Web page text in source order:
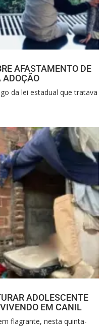
AFASTAMENTO DE
ADOÇÃO
da lei estadual que tratava
ADOLESCENTE
EM CANIL
flagrante, nesta quinta-